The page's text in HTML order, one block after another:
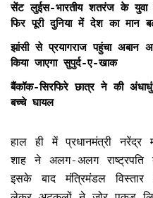
सेंट लुईस-भारतीय शतरंज के युवा
फिर पूरी दुनिया में देश का मान
झांसी से प्रयागराज पहुंचा
किया जाएगा सुपुर्द-ए-खाक
बैंकॉक-सिरफिरे छात्र ने की
बच्चे घायल
हाल ही में प्रधानमंत्री
शाह ने अलग-अलग राष्ट्रपति
इसके बाद मंत्रिमंडल